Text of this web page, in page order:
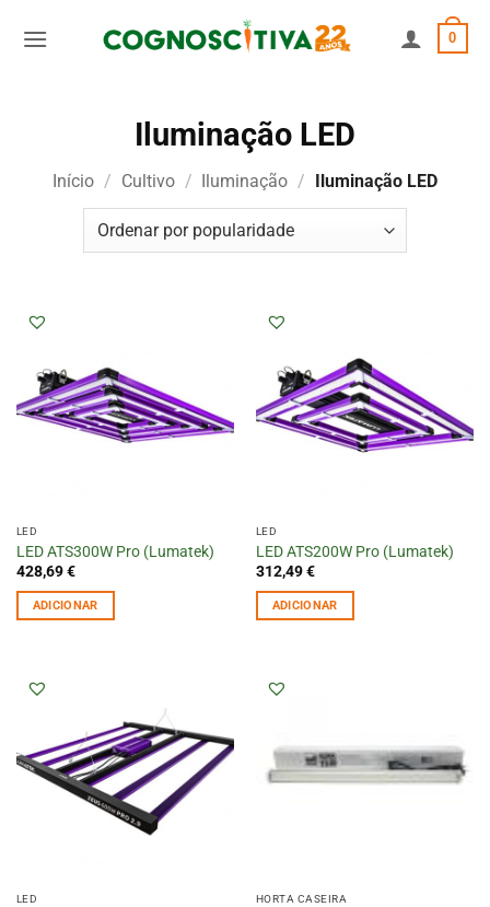
0
Iluminação LED
Início / Cultivo / Iluminação / Iluminação LED
LED
LED ATS300W Pro (Lumatek)
428,69€
ADICIONAR
LED
LED ATS200W Pro (Lumatek)
312,49€
ADICIONAR
LED HORTA CASEIRA